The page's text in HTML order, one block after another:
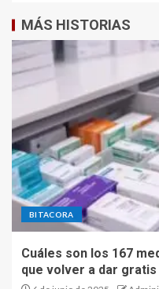
MÁS HISTORIAS
BITACORA
Cuáles son los 167
que volver a dar gratis